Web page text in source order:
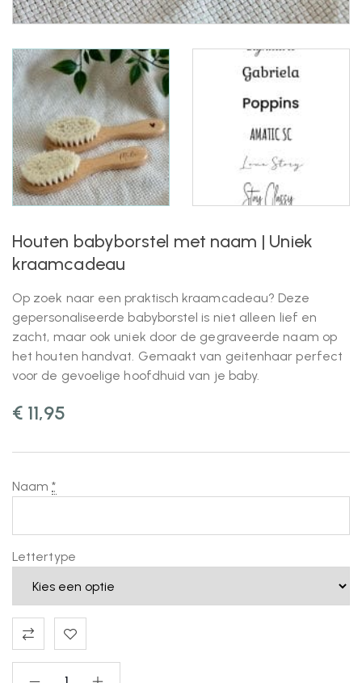
Houten babyborstel met naam | Uniek
kraamcadeau
Op zoek naar een praktisch kraamcadeau? Deze
gepersonaliseerde babyborstel is niet alleen lief en
zacht, maar ook uniek door de gegraveerde naam op
het houten handvat. Gemaakt van geitenhaar perfect
voor de gevoelige hoofdhuid van je baby.
€ 11,95
Naam *
Lettertype